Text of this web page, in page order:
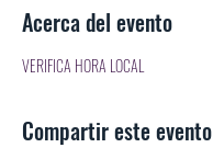
Acerca del evento
VERIFICA HORA LOCAL
Compartir este evento